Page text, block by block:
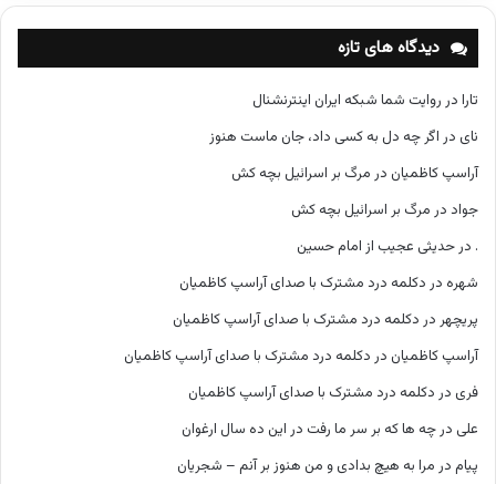
ه‌
ه
دیدگاه های تازه
تارا در روایت شما شبکه ایران اینترنشنال
نای در اگر چه دل به کسی داد، جان ماست هنوز
آراسپ کاظمیان در مرگ بر اسرائیل بچه کش
جواد در مرگ بر اسرائیل بچه کش
. در حدیثی عجیب از امام حسین
شهره در دکلمه درد مشترک با صدای آراسپ کاظمیان
پریچهر در دکلمه درد مشترک با صدای آراسپ کاظمیان
آراسپ کاظمیان در دکلمه درد مشترک با صدای آراسپ کاظمیان
فری در دکلمه درد مشترک با صدای آراسپ کاظمیان
علی در چه ها که بر سر ما رفت در این ده سال ارغوان
پیام در مرا به هیچ بدادی و من هنوز بر آنم – شجریان